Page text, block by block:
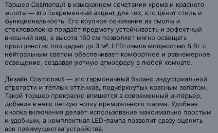
Торшер Cosmonaut в изысканном сочетании хрома и красного
золота — это современный акцент для тех, кто ценит стиль и
функциональность. Его крупное основание из смолы и
стекловолокна придаёт предмету устойчивость и эффектный
внешний вид, а высота 160 см позволяет мягко освещать
пространство площадью до 3 м². LED-лампа мощностью 5 Вт с
нейтральным светом обеспечивает комфортное и равномерное
освещение, создавая уютную атмосферу в любой комнате.
Дизайн Cosmonaut — это гармоничный баланс индустриальной
строгости и теплых оттенков, подчёркнутых красным золотом.
Такой торшер прекрасно впишется в современный интерьер,
добавив в него легкую нотку премиального шарма. Удобная
кнопка включения делает использование максимально простым
и удобным, а комплектная LED-лампа позволит сразу оценить
все преимущества устройства.